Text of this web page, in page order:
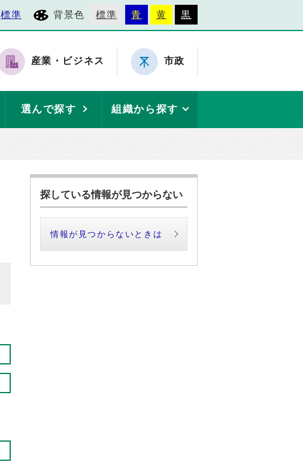
標準 背景色 標準 青 黄 黒
産業・ビジネス 市政
選んで探す 組織から探す
探している情報が見つからない
情報が見つからないときは